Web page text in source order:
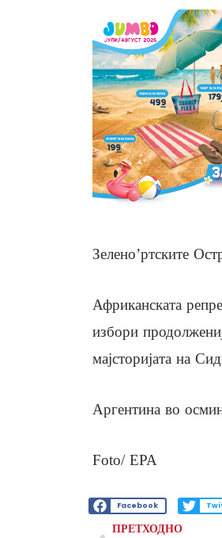
Зелено’ртските
Африканската
избори
мајсторијата на
Аргентина во
Foto/ EPA
Facebook
ПРЕТХОДНО